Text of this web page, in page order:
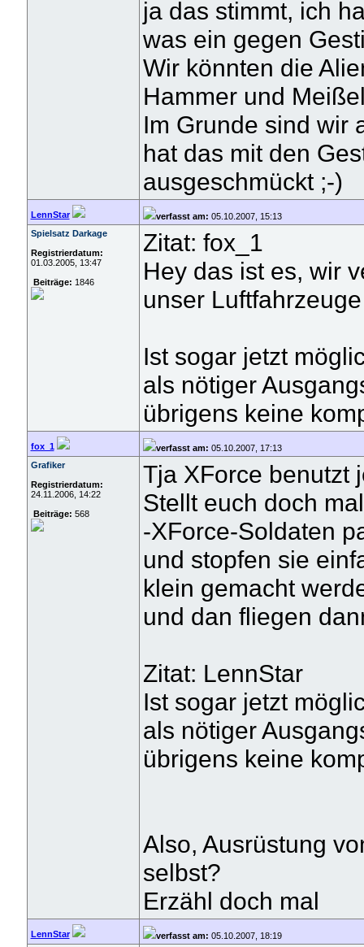
ja das stimmt, ich
was ein gegen
Wir könnten die
Hammer und
Im Grunde sind wir
hat das mit den
ausgeschmückt ;-)
LennStar verfasst am: 05.10.2007, 15:13
Spielsatz Darkage
Registrierdatum:
01.03.2005, 13:47
Beiträge: 1846
Zitat: fox_1
Hey das ist es, wir
unser
Ist sogar jetzt
als nötiger
übrigens keine
fox_1 verfasst am: 05.10.2007, 17:13
Grafiker
Registrierdatum:
24.11.2006, 14:22
Beiträge: 568
Tja XForce benutzt
Stellt euch doch
-XForce-Soldaten
und stopfen sie
klein gemacht
und dan fliegen
Zitat: LennStar
Ist sogar jetzt
als nötiger
übrigens keine
Also, Ausrüstung
selbst?
Erzähl doch mal
LennStar verfasst am: 05.10.2007, 18:19